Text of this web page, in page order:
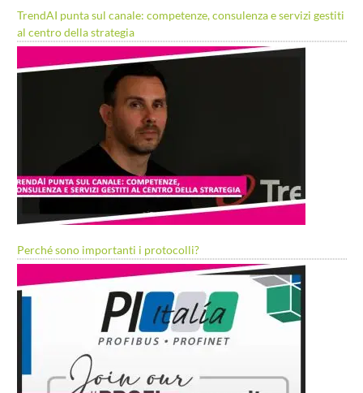
TrendAI punta sul canale: competenze, consulenza e servizi gestiti
al centro della strategia
Perché sono importanti i protocolli?